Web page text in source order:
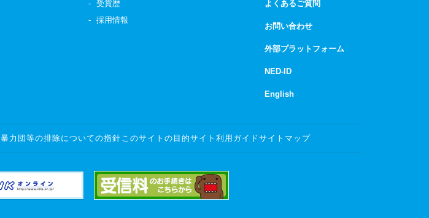
受賞歴
採用情報
よくあるご質問
お問い合わせ
外部プラットフォーム
NED-ID
English
暴力団等の排除についての指針 このサイトの目的サイト利用ガイドサイトマップ